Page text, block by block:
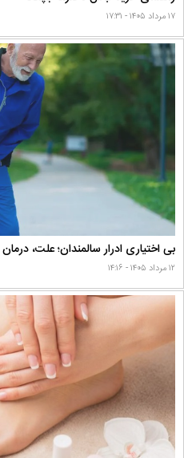
۱۷ مرداد ۱۴۰۵ - ۱۷:۳۱
بی اختیاری ادرار سالمندان؛ علت،
۱۲ مرداد ۱۴۰۵ - ۱۴:۱۶